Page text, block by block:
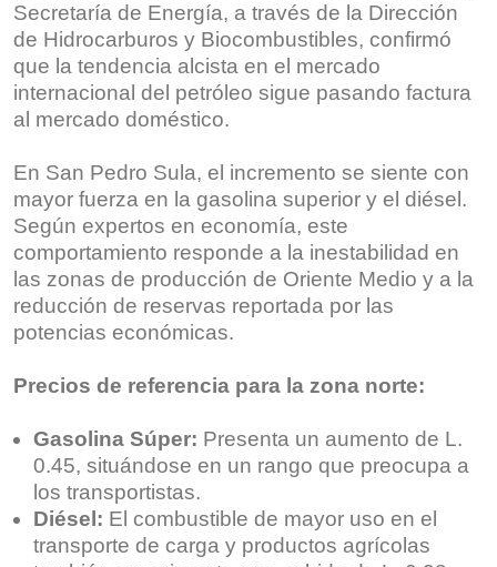
Secretaría de Energía, a través de la Dirección
de Hidrocarburos y Biocombustibles, confirmó
que la tendencia alcista en el mercado
internacional del petróleo sigue pasando factura
al mercado doméstico.
En San Pedro Sula, el incremento se siente con
mayor fuerza en la gasolina superior y el diésel.
Según expertos en economía, este
comportamiento responde a la inestabilidad en
las zonas de producción de Oriente Medio y a la
reducción de reservas reportada por las
potencias económicas.
Precios de referencia para la zona norte:
Gasolina Súper: Presenta un aumento de L.
0.45, situándose en un rango que preocupa a
los transportistas.
Diésel: El combustible de mayor uso en el
transporte de carga y productos agrícolas